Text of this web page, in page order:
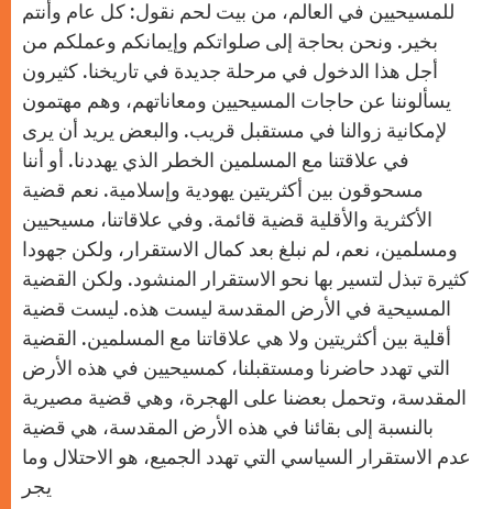
للمسيحيين في العالم، من بيت لحم نقول: كل عام وأنتم
بخير. ونحن بحاجة إلى صلواتكم وإيمانكم وعملكم من
أجل هذا الدخول في مرحلة جديدة في تاريخنا. كثيرون
يسألوننا عن حاجات المسيحيين ومعاناتهم، وهم مهتمون
لإمكانية زوالنا في مستقبل قريب. والبعض يريد أن يرى
في علاقتنا مع المسلمين الخطر الذي يهددنا. أو أننا
مسحوقون بين أكثريتين يهودية وإسلامية. نعم قضية
الأكثرية والأقلية قضية قائمة. وفي علاقاتنا، مسيحيين
ومسلمين، نعم، لم نبلغ بعد كمال الاستقرار، ولكن جهودا
كثيرة تبذل لتسير بها نحو الاستقرار المنشود. ولكن القضية
المسيحية في الأرض المقدسة ليست هذه. ليست قضية
أقلية بين أكثريتين ولا هي علاقاتنا مع المسلمين. القضية
التي تهدد حاضرنا ومستقبلنا، كمسيحيين في هذه الأرض
المقدسة، وتحمل بعضنا على الهجرة، وهي قضية مصيرية
بالنسبة إلى بقائنا في هذه الأرض المقدسة، هي قضية
عدم الاستقرار السياسي التي تهدد الجميع، هو الاحتلال وما
يجر